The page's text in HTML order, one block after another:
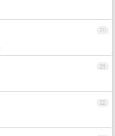
20
21
22